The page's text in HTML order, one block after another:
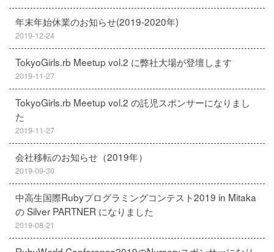
年末年始休業のお知らせ(2019-2020年)
2019-12-24
TokyoGirls.rb Meetup vol.2 に弊社大場が登壇します
2019-11-27
TokyoGirls.rb Meetup vol.2 の託児スポンサーになりまし
た
2019-11-27
会社移転のお知らせ（2019年）
2019-09-30
中高生国際Rubyプログラミングコンテスト2019 in Mitaka
の Silver PARTNER になりました
2019-08-21